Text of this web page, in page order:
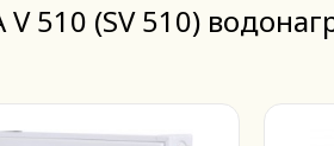
510 (SV 510)